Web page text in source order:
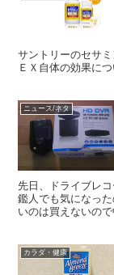
サントリーのセサ
ＥＸ自体の効果に
ニュース/ネタ
先日、ドライブレ
鑑人でも気になっ
いのは買えないの
カラダ・健康